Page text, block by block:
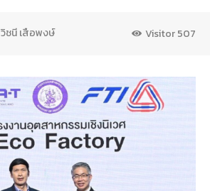
วิชนี เสือพงษ์ Visitor507